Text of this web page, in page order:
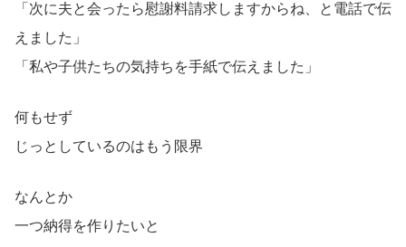
「次に夫と会ったら慰謝料請求しますからね、と電話で伝
えました」
「私や子供たちの気持ちを手紙で伝えました」
何もせず
じっとしているのはもう限界
なんとか
一つ納得を作りたいと